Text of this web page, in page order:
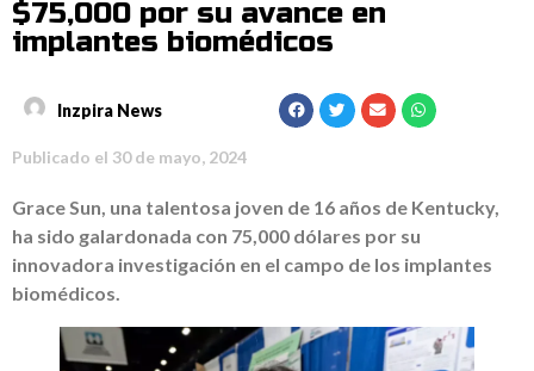
$75,000 por su avance en
implantes biomédicos
Inzpira News
Publicado el 30 de mayo, 2024
Grace Sun, una talentosa joven de 16 años de Kentucky,
ha sido galardonada con 75,000 dólares por su
innovadora investigación en el campo de los implantes
biomédicos.